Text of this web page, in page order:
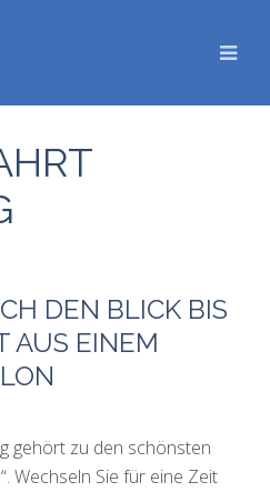
DEN BLICK BIS
AUS EINEM
gehört zu den schönsten
Wechseln Sie für eine Zeit